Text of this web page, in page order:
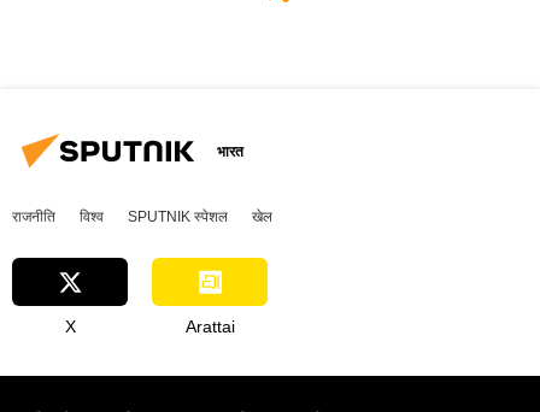
भारत
राजनीति विश्व SPUTNIK स्पेशल खेल
X Arattai